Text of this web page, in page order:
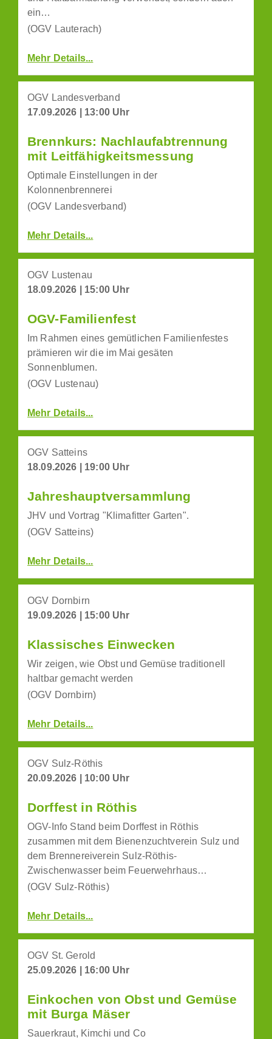
ein…
(OGV Lauterach)
Mehr Details...
OGV Landesverband
17.09.2026 | 13:00 Uhr
Brennkurs: Nachlaufabtrennung
mit Leitfähigkeitsmessung
Optimale Einstellungen in der
Kolonnenbrennerei
(OGV Landesverband)
Mehr Details...
OGV Lustenau
18.09.2026 | 15:00 Uhr
OGV-Familienfest
Im Rahmen eines gemütlichen Familienfestes
prämieren wir die im Mai gesäten
Sonnenblumen.
(OGV Lustenau)
Mehr Details...
OGV Satteins
18.09.2026 | 19:00 Uhr
Jahreshauptversammlung
JHV und Vortrag "Klimafitter Garten".
(OGV Satteins)
Mehr Details...
OGV Dornbirn
19.09.2026 | 15:00 Uhr
Klassisches Einwecken
Wir zeigen, wie Obst und Gemüse traditionell
haltbar gemacht werden
(OGV Dornbirn)
Mehr Details...
OGV Sulz-Röthis
20.09.2026 | 10:00 Uhr
Dorffest in Röthis
OGV-Info Stand beim Dorffest in Röthis
zusammen mit dem Bienenzuchtverein Sulz und
dem Brennereiverein Sulz-Röthis-
Zwischenwasser beim Feuerwehrhaus…
(OGV Sulz-Röthis)
Mehr Details...
OGV St. Gerold
25.09.2026 | 16:00 Uhr
Einkochen von Obst und Gemüse
mit Burga Mäser
Sauerkraut, Kimchi und Co